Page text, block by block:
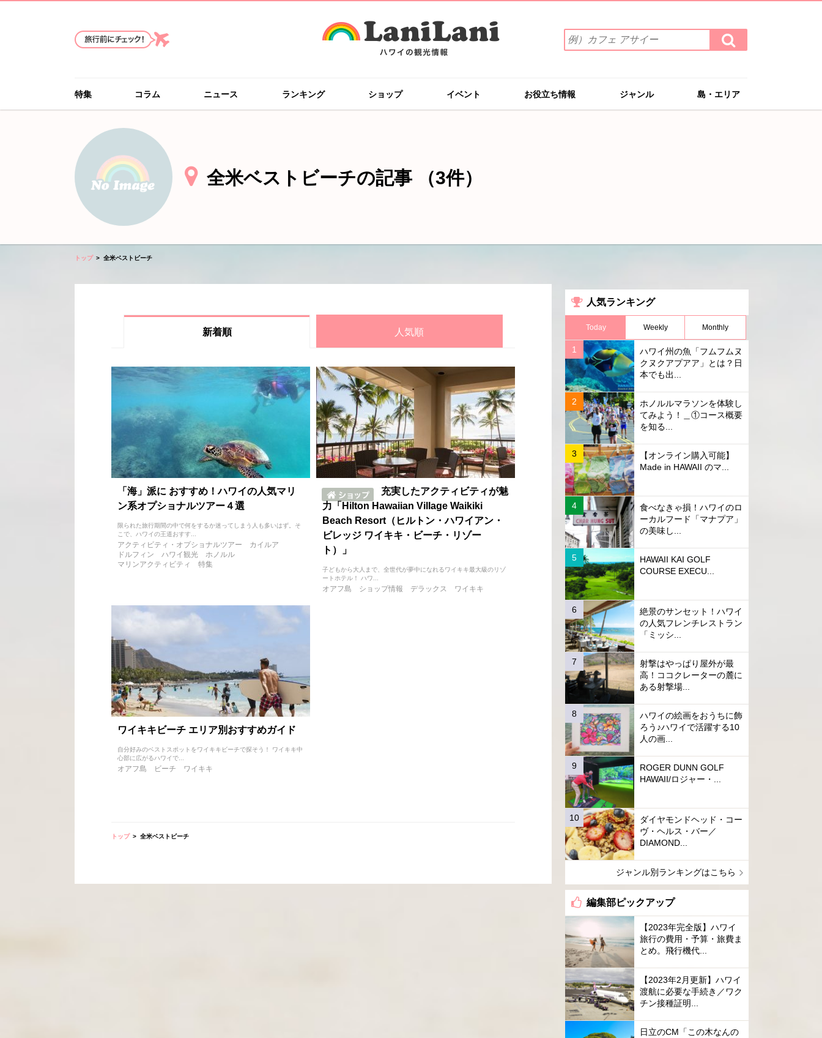
索
ワ
を
入
ー
検
索
す
特集 コラム ニュース ランキング ショップ イベント お役立ち情報 ジャンル 島・エリア
全米ベストビーチの記事 （3件）
トップ 全米ベストビーチ
新着順 人気順
「海」派に おすすめ！ハワイの人気マリ
ン系オプショナルツアー４選
限られた旅行期間の中で何をするか迷ってしまう人も多いはず。そ
こで、ハワイの王道おすす...
アクティビティ・オプショナルツアー
カイルア
ドルフィン
ハワイ観光
ホノルル
マリンアクティビティ
特集
充実したアクティビティが魅
力「Hilton Hawaiian Village Waikiki
Beach Resort（ヒルトン・ハワイアン・
ビレッジ ワイキキ・ビーチ・リゾー
ト）」
子どもから大人まで、全世代が夢中になれるワイキキ最大級のリゾ
ートホテル！ ハワ...
オアフ島 ショップ情報 デラックス ワイキキ
ワイキキビーチ エリア別おすすめガイド
自分好みのベストスポットをワイキキビーチで探そう！ ワイキキ中
心部に広がるハワイで...
オアフ島 ビーチ ワイキキ
トップ 全米ベストビーチ
人気ランキング
Today Weekly Monthly
ハワイ州の魚「フムフムヌ
クヌクアプアア」とは？日
本でも出...
ホノルルマラソンを体験し
てみよう！＿①コース概要
を知る...
【オンライン購入可能】
Made in HAWAII のマ...
食べなきゃ損！ハワイのロ
ーカルフード「マナプア」
の美味し...
HAWAII KAI GOLF
COURSE EXECU...
絶景のサンセット！ハワイ
の人気フレンチレストラン
「ミッシ...
射撃はやっぱり屋外が最
高！ココクレーターの麓に
ある射撃場...
ハワイの絵画をおうちに飾
ろう♪ハワイで活躍する10
人の画...
ROGER DUNN GOLF
HAWAII/ロジャー・...
ダイヤモンドヘッド・コー
ヴ・ヘルス・バー／
DIAMOND...
ジャンル別ランキングはこちら
編集部ピックアップ
【2023年完全版】ハワイ
旅行の費用・予算・旅費ま
とめ。飛行機代...
【2023年2月更新】ハワイ
渡航に必要な手続き／ワク
チン接種証明...
日立のCM「この木なんの